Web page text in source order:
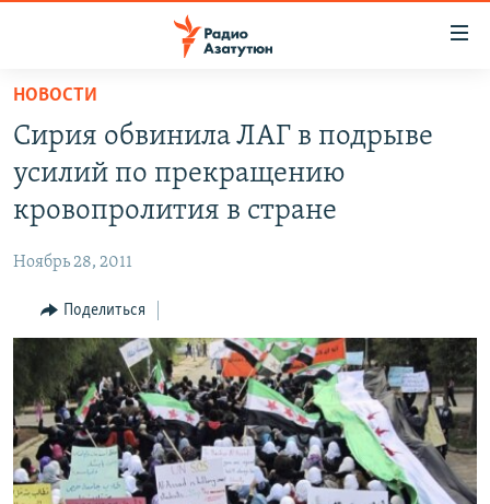
Перейти
основному
содержанию
Перейти
основной
навигации
Перейти
поиску
НОВОСТИ
ЭКОНОМИКА
РЕГИОН
НАГОРНЫЙ КАРАБАХ
КУЛЬТУРА
СПОРТ
АРХИВ
НОВОСТИ
Сирия обвинила ЛАГ в подрыве
усилий по прекращению
кровопролития в стране
Ноябрь 28, 2011
Поделиться